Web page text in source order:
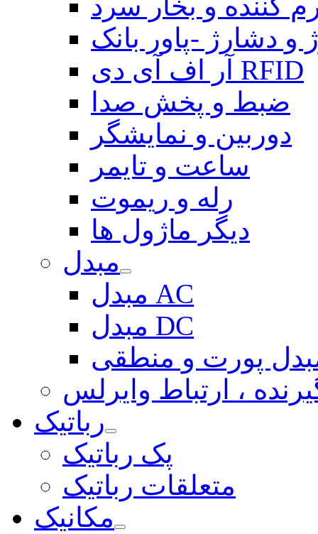
و دشارژ -پاور بانک
آر اف آی دی RFID
ضبط و پخش صدا
دوربین و نمایشگر
ساعت و تایمر
رله و ریموت
دیگر ماژول ها
مبدل
مبدل AC
مبدل DC
پورت و منطقی
، ارتباط وایرلس
رباتیک
پک رباتیک
متعلقات رباتیک
مکانیک